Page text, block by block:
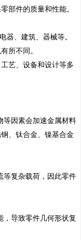
部件的质量和性能。
器、建筑、器械等。
所不同。
艺、设备和设计等多
因素会加速金属材料
、钛合金、镍基合金
复杂载荷，因此零件
导致零件几何形状复